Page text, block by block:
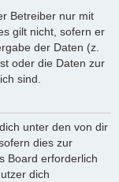
Betreiber nur mit
gilt nicht, sofern er
der Daten (z.
oder die Daten zur
sind.
unter den von dir
dies zur
Board erforderlich
dich